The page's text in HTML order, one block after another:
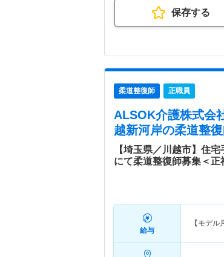
保存する
柔道整復師 正職員
ALSOK介護株式会
越新河岸の柔道整
【埼玉県／川越市】住
にて柔道整復師募集＜正
給与
【モデル